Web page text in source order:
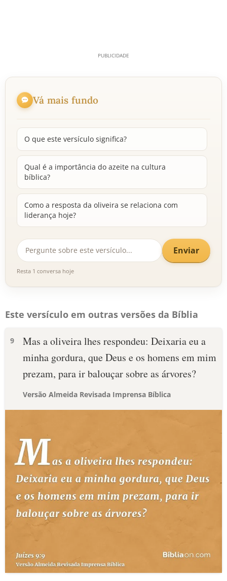
Vá mais fundo
O que este versículo significa?
Qual é a importância do azeite na cultura
bíblica?
Como a resposta da oliveira se relaciona com
liderança hoje?
Enviar
Resta 1 conversa hoje
Este versículo em outras versões da Bíblia
9
Mas a oliveira lhes respondeu: Deixaria eu a
minha gordura, que Deus e os homens em mim
prezam, para ir balouçar sobre as árvores?
Versão Almeida Revisada Imprensa Bíblica